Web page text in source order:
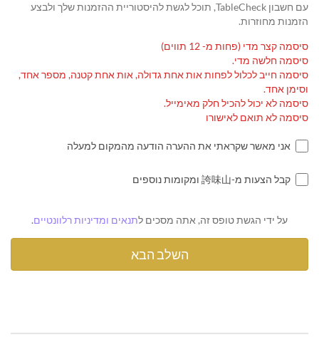
עם חשבון TableCheck, תוכל לגשת להיסטוריית ההזמנות שלך ולבצע
הזמנות מחוזרות.
סיסמה קצר מדי (פחות מ- 12 תווים)
סיסמה חלשה מדי.
סיסמה חייב לכלול לפחות אות אחת גדולה, אות אחת קטנה, מספר אחד,
וסימן אחד.
סיסמה לא יכול להכיל חלק מאימייל.
סיסמה לא תואם לאישורו
אני מאשר שקראתי את ההערה הודעה מהמקום למעלה
קבל הצעות מ-誇味山 ומקומות נוספים
על ידי הגשת טופס זה, אתה מסכים לתנאים ומדיניות רלוונטיים.